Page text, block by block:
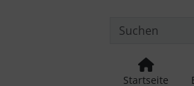
Startseite